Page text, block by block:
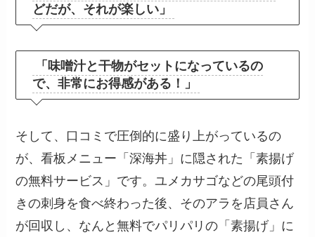
どだが、それが楽しい」
「味噌汁と干物がセットになっているの
で、非常にお得感がある！」
そして、口コミで圧倒的に盛り上がっているの
が、看板メニュー「深海丼」に隠された「素揚げ
の無料サービス」です。ユメカサゴなどの尾頭付
きの刺身を食べ終わった後、そのアラを店員さん
が回収し、なんと無料でパリパリの「素揚げ」に